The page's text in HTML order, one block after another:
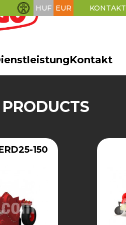
Barrierefreiheit-Einstellungen
HUF EUR KONTAKT
Kontakt
150